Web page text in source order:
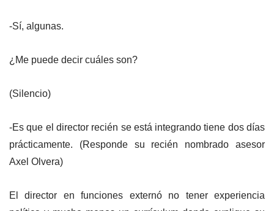
-Sí, algunas.
¿Me puede decir cuáles son?
(Silencio)
-Es que el director recién se está integrando tiene dos días
prácticamente. (Responde su recién nombrado asesor
Axel Olvera)
El director en funciones externó no tener experiencia